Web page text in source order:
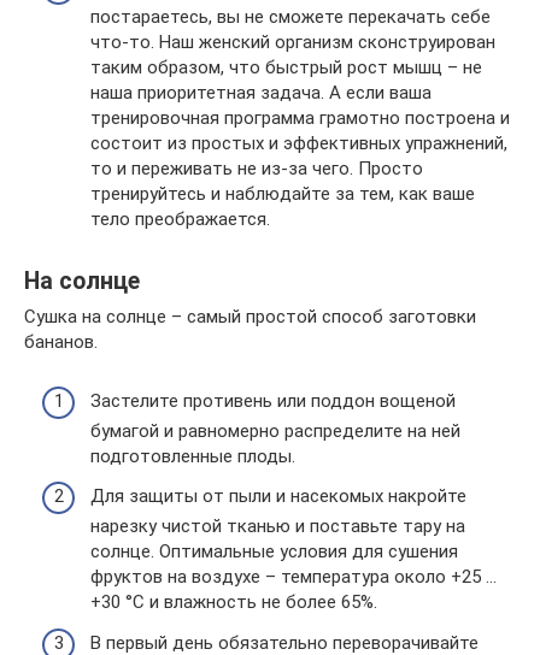
постараетесь, вы не сможете перекачать себе
что-то. Наш женский организм сконструирован
таким образом, что быстрый рост мышц – не
наша приоритетная задача. А если ваша
тренировочная программа грамотно построена и
состоит из простых и эффективных упражнений,
то и переживать не из-за чего. Просто
тренируйтесь и наблюдайте за тем, как ваше
тело преображается.
На солнце
Сушка на солнце – самый простой способ заготовки
бананов.
Застелите противень или поддон вощеной
бумагой и равномерно распределите на ней
подготовленные плоды.
Для защиты от пыли и насекомых накройте
нарезку чистой тканью и поставьте тару на
солнце. Оптимальные условия для сушения
фруктов на воздухе – температура около +25 …
+30 °С и влажность не более 65%.
В первый день обязательно переворачивайте